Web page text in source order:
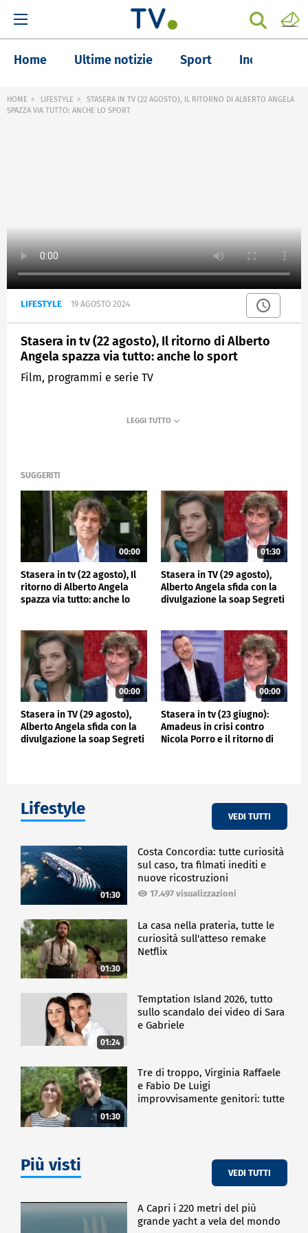
Home Ultime notizie Sport Inchieste
HOME LIFESTYLE
STASERA IN TV (22 AGOSTO), IL RITORNO DI ALBERTO ANGELA
SPAZZA VIA TUTTO: ANCHE LO SPORT
LIFESTYLE 19 AGOSTO 2024
Stasera in tv (22 agosto), Il ritorno di Alberto
Angela spazza via tutto: anche lo sport
Film, programmi e serie TV
SUGGERITI
00:00
Stasera in tv (22 agosto), Il
ritorno di Alberto Angela
spazza via tutto: anche lo
01:30
Stasera in TV (29 agosto),
Alberto Angela sfida con la
divulgazione la soap Segreti
00:00
Stasera in TV (29 agosto),
Alberto Angela sfida con la
divulgazione la soap Segreti
00:00
Stasera in tv (23 giugno):
Amadeus in crisi contro
Nicola Porro e il ritorno di
Lifestyle VEDI TUTTI
01:30
Costa Concordia: tutte curiosità
sul caso, tra filmati inediti e
nuove ricostruzioni
17.497 visualizzazioni
01:30
La casa nella prateria, tutte le
curiosità sull'atteso remake
Netflix
01:24
Temptation Island 2026, tutto
sullo scandalo dei video di Sara
e Gabriele
01:30
Tre di troppo, Virginia Raffaele
e Fabio De Luigi
improvvisamente genitori: tutte
Più visti VEDI TUTTI
A Capri i 220 metri del più
grande yacht a vela del mondo